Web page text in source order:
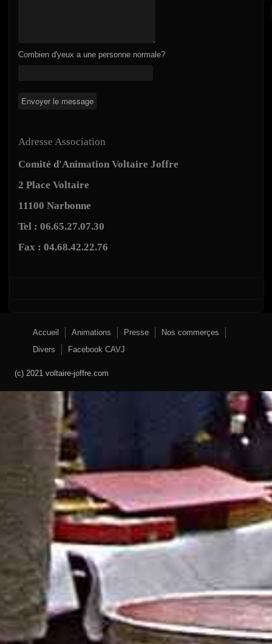
Combien d'yeux a une personne normale?
Adresse Association
Comité d'Animation Voltaire Joffre
2 Place Voltaire
11100 Narbonne
Tel : 06.65.27.07.30
Fax : 04.68.42.22.76
Accueil Animations Presse
Nos commerçes
Divers
Facebook CAVJ
(c) 2021 voltaire-joffre.com